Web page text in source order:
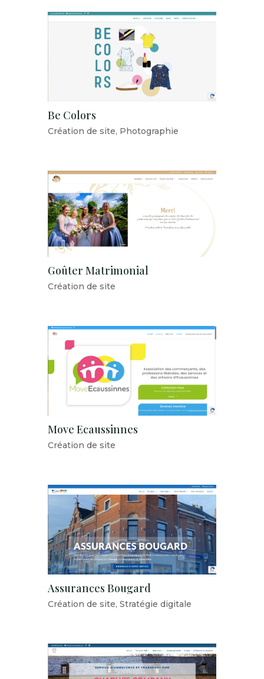
Be Colors
Création de site, Photographie
Goûter Matrimonial
Création de site
Move Ecaussinnes
Création de site
Assurances Bougard
Création de site, Stratégie digitale